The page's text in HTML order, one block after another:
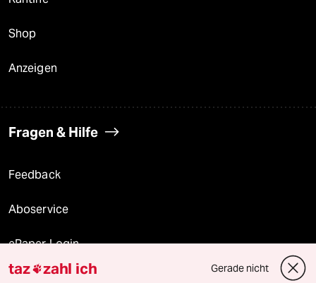
Shop
Anzeigen
Fragen & Hilfe
Feedback
Aboservice
ePaper Login
Downloads für Abonnierende
taz zahl ich Gerade nicht